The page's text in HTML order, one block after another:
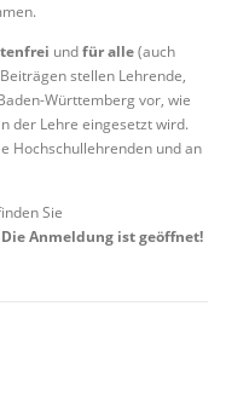
undfür alle(auch
stellen Lehrende,
Württemberg vor, wie
der Lehre eingesetzt wird.
Hochschullehrenden und an
Sie
Die Anmeldung ist geöffnet!